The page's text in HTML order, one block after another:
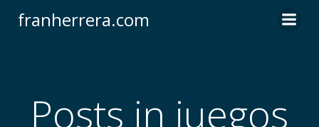
franherrera.com
Posts in juegos